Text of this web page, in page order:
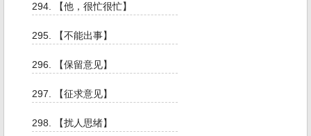
294. 【他，很忙很忙】
295. 【不能出事】
296. 【保留意见】
297. 【征求意见】
298. 【扰人思绪】